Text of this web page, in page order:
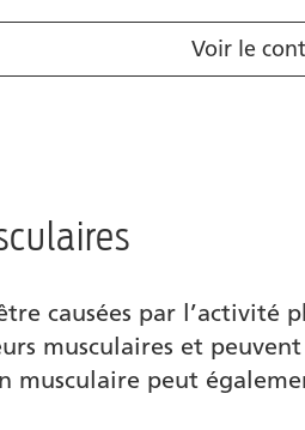
musculaires
Voir le
causées par l’activité
musculaires et
musculaire peut